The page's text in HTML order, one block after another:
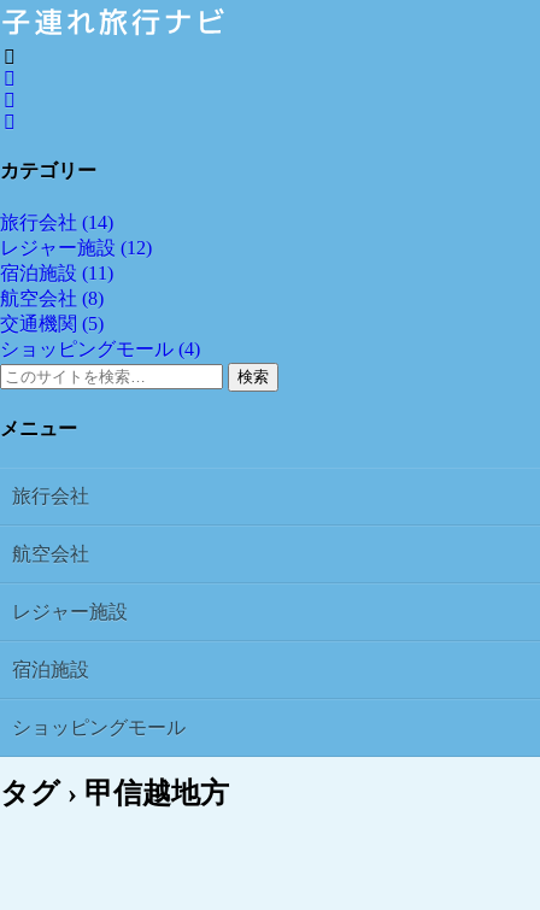
カテゴリー
旅行会社 (14)
レジャー施設 (12)
宿泊施設 (11)
航空会社 (8)
交通機関 (5)
ショッピングモール (4)
検索
メニュー
旅行会社
航空会社
レジャー施設
宿泊施設
ショッピングモール
タグ › 甲信越地方